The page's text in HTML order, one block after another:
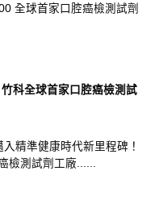
全球首家口腔癌檢測試劑
科全球首家口腔癌檢測試
精準健康時代新里程碑！
檢測試劑工廠......